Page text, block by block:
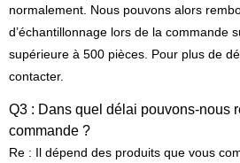
normalement. Nous pouvons alors
d’échantillonnage lors de la commande
supérieure à 500 pièces. Pour plus de
contacter.
Q3 : Dans quel délai pouvons-nous
commande ?
Re : Il dépend des produits que vous